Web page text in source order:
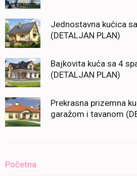
Jednostavna kućica
(DETALJAN PLAN)
Bajkovita kuća sa 4
(DETALJAN PLAN)
Prekrasna prizemna
garažom i tavanom
Početna